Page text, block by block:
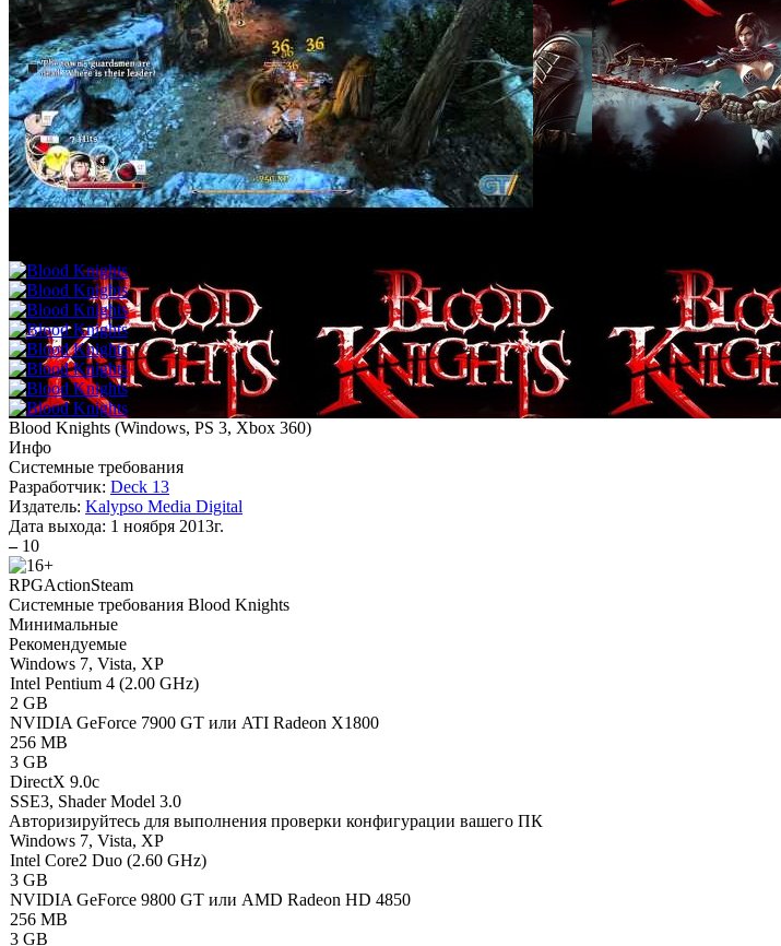
Blood Knights (Windows, PS 3, Xbox 360)
Инфо
Системные требования
Разработчик: Deck 13
Издатель: Kalypso Media Digital
Дата выхода: 1 ноября 2013г.
– 10
RPGActionSteam
Системные требования Blood Knights
Минимальные
Рекомендуемые
Windows 7, Vista, XP
Intel Pentium 4 (2.00 GHz)
2 GB
NVIDIA GeForce 7900 GT или ATI Radeon X1800
256 MB
3 GB
DirectX 9.0c
SSE3, Shader Model 3.0
Авторизируйтесь для выполнения проверки конфигурации вашего ПК
Windows 7, Vista, XP
Intel Core2 Duo (2.60 GHz)
3 GB
NVIDIA GeForce 9800 GT или AMD Radeon HD 4850
256 MB
3 GB